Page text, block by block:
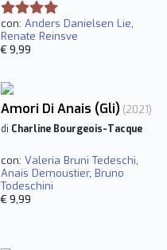
con: Anders Danielsen Lie,
Renate Reinsve
€ 9,99
Amori Di Anais (Gli) (2021)
di Charline Bourgeois-Tacque
con: Valeria Bruni Tedeschi,
Anais Demoustier, Bruno
Todeschini
€ 9,99